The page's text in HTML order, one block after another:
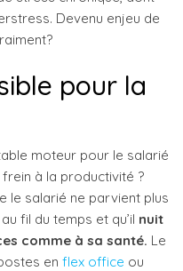
Devenu enjeu de
pour la
moteur pour le salarié
à la productivité ?
le salarié ne parvient plus
fil du temps et qu’il nuit
comme à sa santé. Le
en flex office ou